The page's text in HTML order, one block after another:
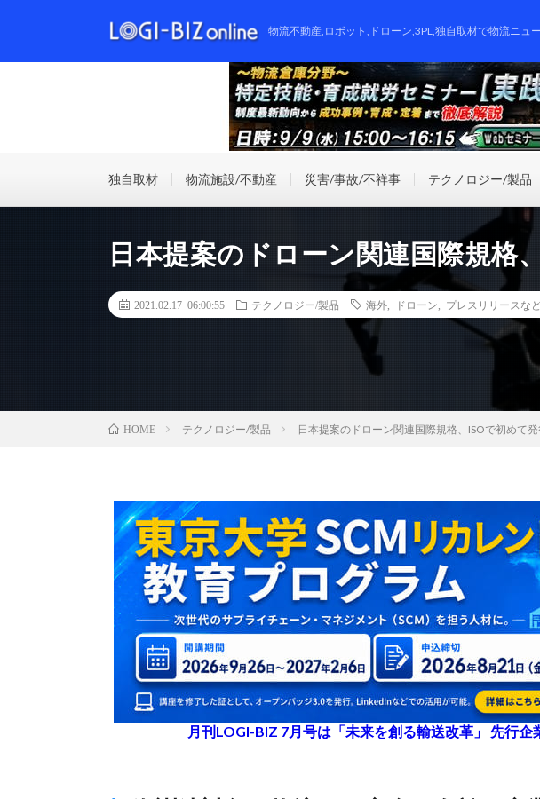
物流不動産,ロボット,ドローン,3PL,独自取材で物流ニュ
独自取材 物流施設/不動産 災害/事故/不祥事 テクノロジー/製品
日本提案のドローン関連国際規格
2021.02.17 06:00:55 テクノロジー/製品 海外 ドローン プレスリリースな
HOME テクノロジー/製品 日本提案のドローン関連国際規格、ISOで初めて
月刊LOGI-BIZ 7月号は「未来を創る輸送改革」 先行